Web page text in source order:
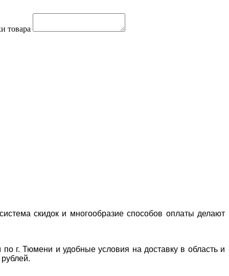
товара
скидок и многообразие способов оплаты делают
г. Тюмени и удобные условия на доставку в область и